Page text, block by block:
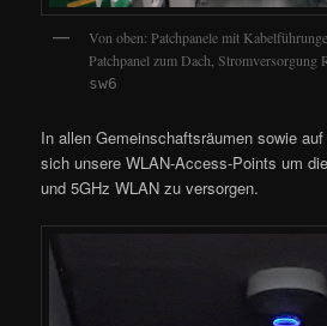
Von oben: Patchpanele mit
Patchpanel zum Dach, Stromversorgung
sw6
In allen Gemeinschaftsräumen sowie
sich unsere WLAN-Access-Points um
und 5GHz WLAN zu versorgen.